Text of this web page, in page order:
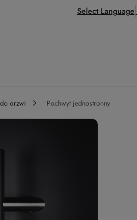
Select Language
drzwi • Pochwyt jednostronny